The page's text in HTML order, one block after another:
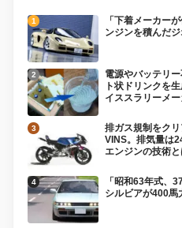
「下着メーカー
ンジンを積んだ
電源やバッテリ
ト状ドリンクを
イススラリーメー
排ガス規制をクリ
VINS。排気量は
エンジンの技術
「昭和63年式、
シルビアが400馬